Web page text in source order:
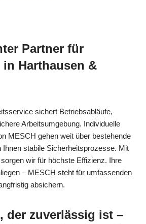
Partner für
Harthausen &
sichert Betriebsabläufe,
Arbeitsumgebung. Individuelle
MESCH gehen weit über bestehende
Ihnen stabile Sicherheitsprozesse. Mit
wir für höchste Effizienz. Ihre
– MESCH steht für umfassenden
absichern.
der zuverlässig ist –